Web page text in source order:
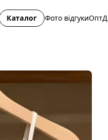
Каталог Фото відгукиОпт